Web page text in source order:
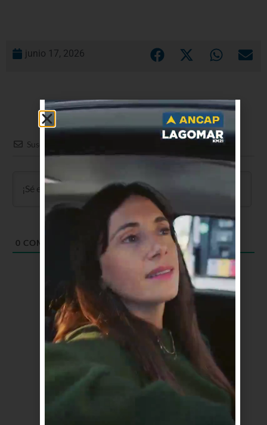
junio 17, 2026
Suscribir
0 COMENTARIOS